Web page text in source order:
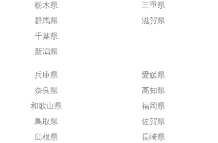
栃木県
群馬県
千葉県
新潟県
三重県
滋賀県
兵庫県
奈良県
和歌山県
鳥取県
島根県
愛媛県
高知県
福岡県
佐賀県
長崎県